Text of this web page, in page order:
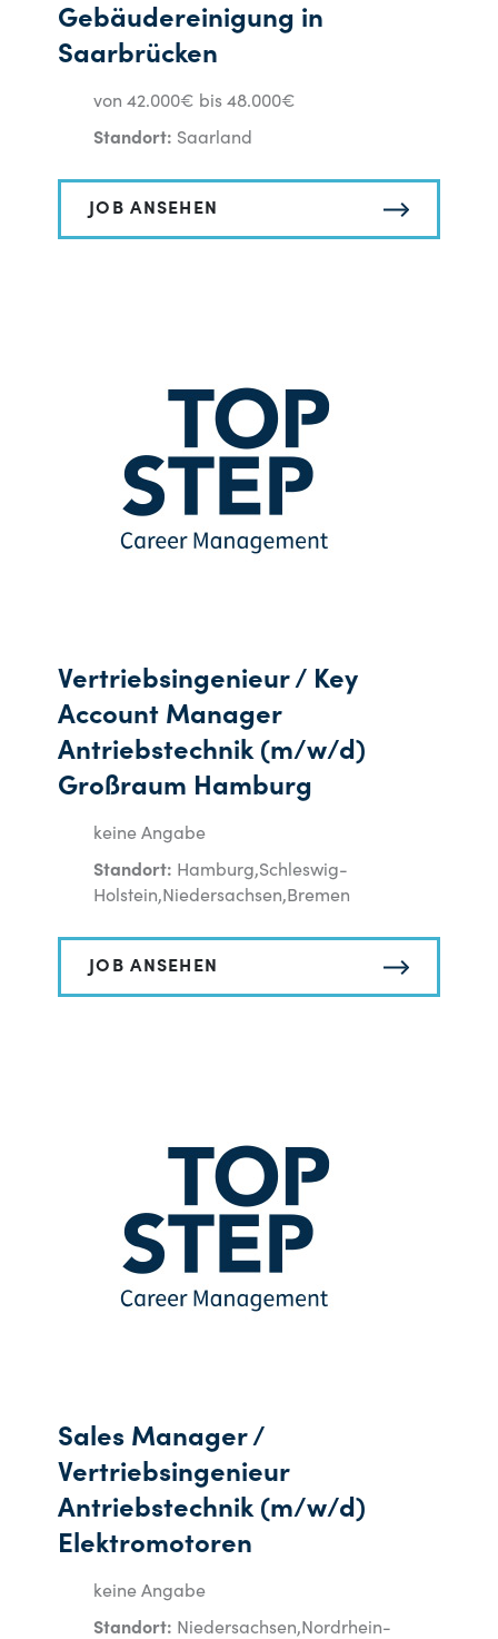
Gebäudereinigung in
Saarbrücken
von 42.000€ bis 48.000€
Standort: Saarland
JOB ANSEHEN
Vertriebsingenieur / Key
Account Manager
Antriebstechnik (m/w/d)
Großraum Hamburg
keine Angabe
Standort: Hamburg,Schleswig-
Holstein,Niedersachsen,Bremen
JOB ANSEHEN
Sales Manager /
Vertriebsingenieur
Antriebstechnik (m/w/d)
Elektromotoren
keine Angabe
Standort: Niedersachsen,Nordrhein-